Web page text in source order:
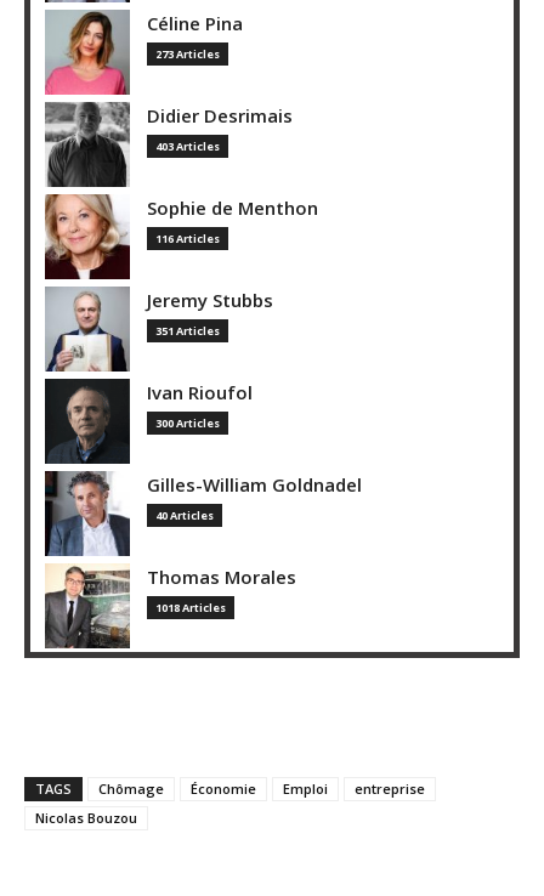
Céline Pina
273 Articles
Didier Desrimais
403 Articles
Sophie de Menthon
116 Articles
Jeremy Stubbs
351 Articles
Ivan Rioufol
300 Articles
Gilles-William Goldnadel
40 Articles
Thomas Morales
1018 Articles
TAGS Chômage Économie Emploi
entreprise
Nicolas Bouzou